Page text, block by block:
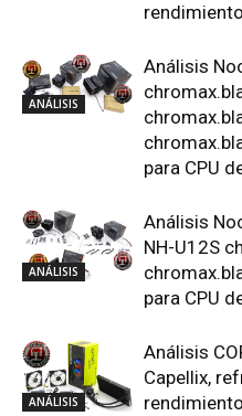
ANÁLISIS
Análisis
para CPU
ANÁLISIS
Análisis
NH-U12S
para CPU
ANÁLISIS
Análisis
Capellix,